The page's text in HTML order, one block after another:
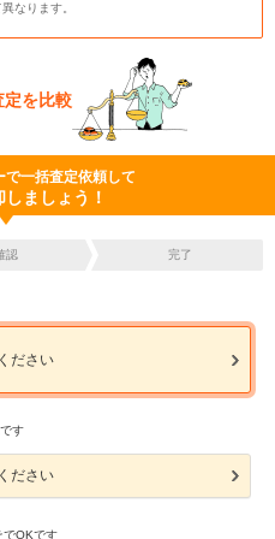
なります。
定を比較
で一括査定依頼して
ましょう！
認 完了
ださい
す
ださい
でOKです